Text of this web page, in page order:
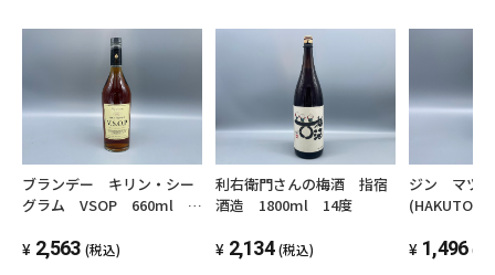
ブランデー キリン・シー
グラム VSOP 660ml
2,563 (税込)
利右衛門さんの梅酒 指宿
酒造 1800ml 14度
2,134 (税込)
ジン マツ
1,496 (税